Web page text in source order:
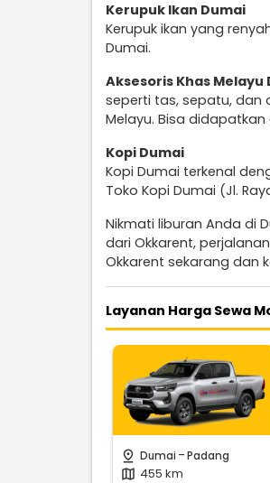
Kerupuk Ikan Dumai
Kerupuk ikan yang
Dumai.
Aksesoris Khas Melayu
seperti tas, sepatu, dan
Melayu. Bisa didapatkan
Kopi Dumai
Kopi Dumai terkenal
Toko Kopi Dumai (Jl.
Nikmati liburan Anda di
dari Okkarent,
Okkarent sekarang dan
Layanan Harga Sewa
pin_drop Dumai -Padang
map 455 km